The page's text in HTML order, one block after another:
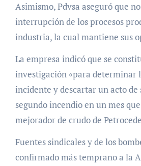
Asimismo, Pdvsa aseguró que
interrupción de los procesos
industria, la cual mantiene sus
La empresa indicó que se
investigación «para determinar
incidente y descartar un acto de
segundo incendio en un mes
mejorador de crudo de
Fuentes sindicales y de los
confirmado más temprano a la